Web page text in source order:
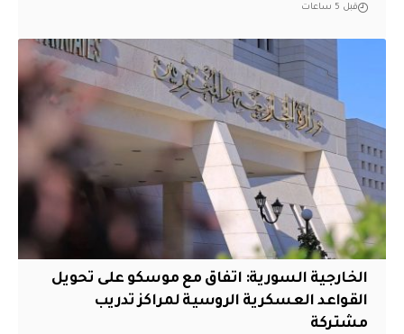
قبل 5 ساعات
الخارجية السورية: اتفاق مع موسكو على تحويل
القواعد العسكرية الروسية لمراكز تدريب
مشتركة